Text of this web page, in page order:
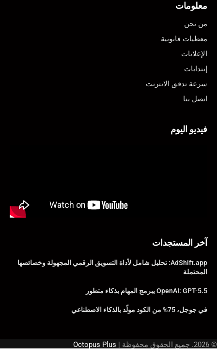
معلومات
من نحن
معطيات قانونية
الإعلانات
إنتدابات
سرعة تدفق الانترنت
اتصل بنا
فيديو اليوم
آخر المستجدات
AdShift.app: تحليل شامل لأداة التسويق الرقمي المجهولة وخصائصها
المحتملة
OpenAI: GPT-5.5 يبرمج المهام بذكاء متطور
في جوجل، 75% من الكود مولّد بالذكاء الاصطناعي
© 2026. جميع الحقوق محفوظة | Octopus Plus